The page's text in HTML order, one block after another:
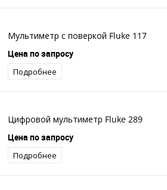
Мультиметр с поверкой Fluke 117
Цена по запросу
Подробнее
Цифровой мультиметр Fluke 289
Цена по запросу
Подробнее